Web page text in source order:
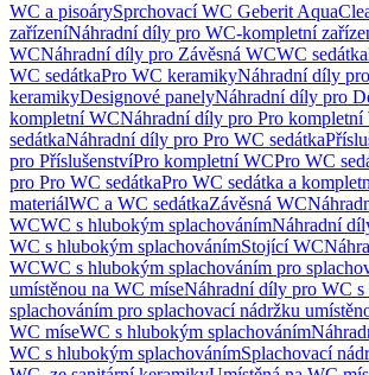
WC a pisoárySprchovací WC Geberit
zařízeníNáhradní díly pro WC-kompletní
WCNáhradní díly pro Závěsná WCWC sedátka
WC sedátkaPro WC keramikyNáhradní díly
keramikyDesignové panelyNáhradní díly pro
kompletní WCNáhradní díly pro Pro kompletní
sedátkaNáhradní díly pro Pro WC sedátka
pro PříslušenstvíPro kompletní WCPro WC
pro Pro WC sedátkaPro WC sedátka a
materiálWC a WC sedátkaZávěsná WC
WCWC s hlubokým splachovánímNáhradní
WC s hlubokým splachovánímStojící WC
WCWC s hlubokým splachováním pro
umístěnou na WC míseNáhradní díly pro WC
splachováním pro splachovací nádržku
WC míseWC s hlubokým splachováním
WC s hlubokým splachovánímSplachovací